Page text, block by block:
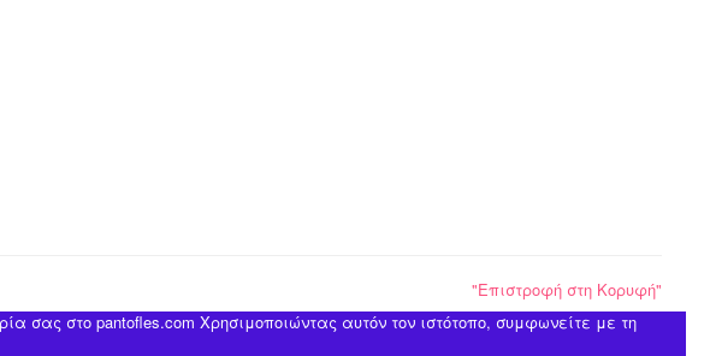
"Επιστροφή στη Κορυφή"
σας στο pantofles.com Χρησιμοποιώντας αυτόν τον ιστότοπο, συμφωνείτε με τη